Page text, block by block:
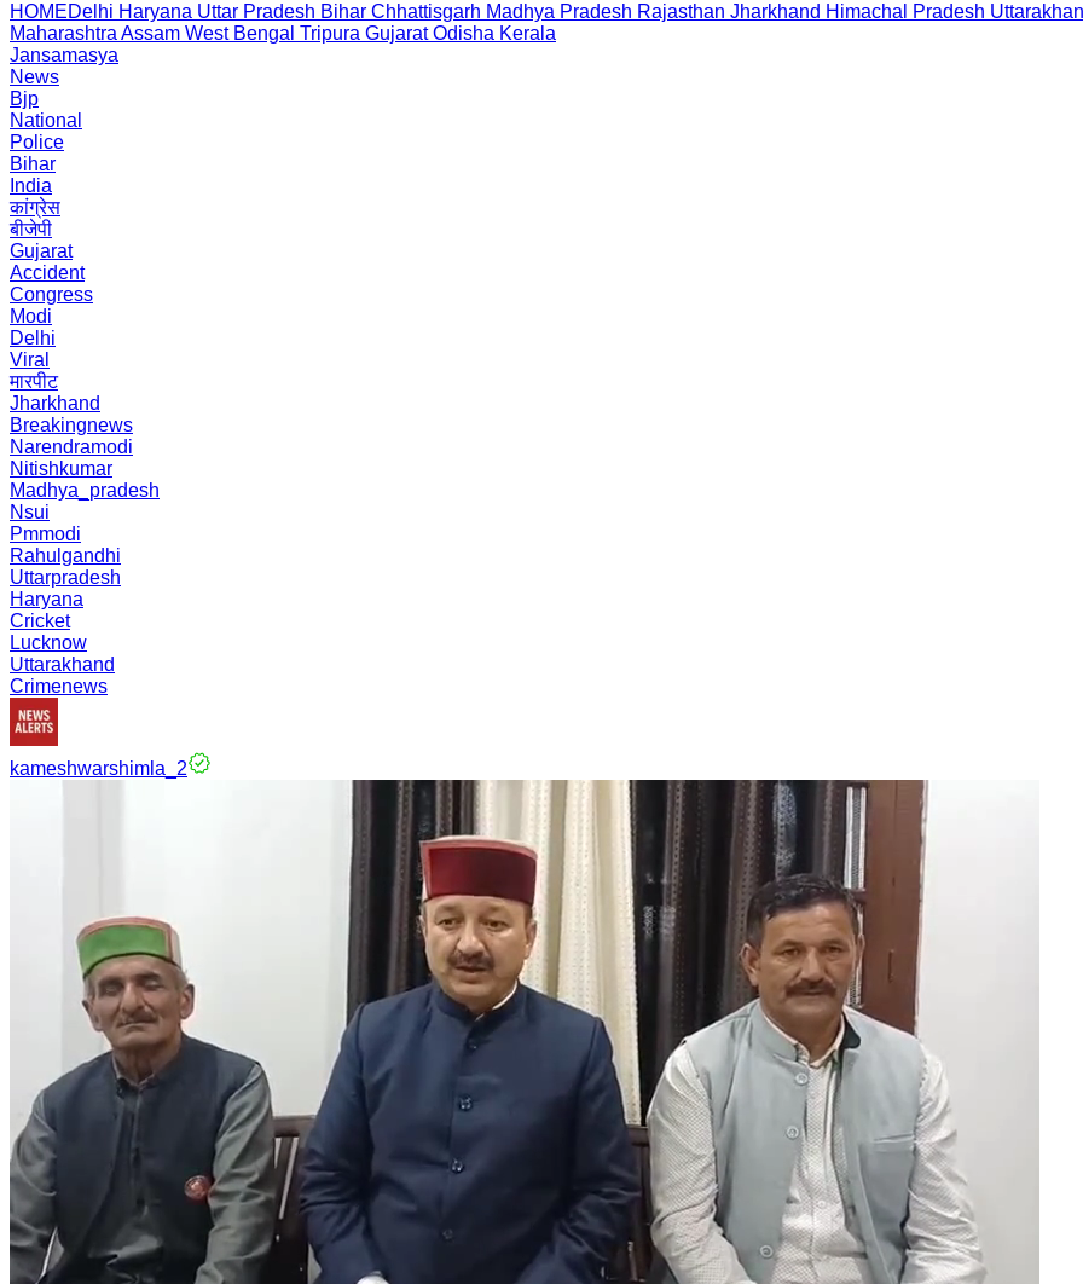
HOMEDelhi Haryana Uttar Pradesh Bihar Chhattisgarh Madhya Pradesh Rajasthan Jharkhand Himachal Pradesh
Maharashtra Assam West Bengal Tripura Gujarat Odisha Kerala
Jansamasya
News
Bjp
National
Police
Bihar
India
कांग्रेस
बीजेपी
Gujarat
Accident
Congress
Modi
Delhi
Viral
मारपीट
Jharkhand
Breakingnews
Narendramodi
Nitishkumar
Madhya_pradesh
Nsui
Pmmodi
Rahulgandhi
Uttarpradesh
Haryana
Cricket
Lucknow
Uttarakhand
Crimenews
kameshwarshimla_2